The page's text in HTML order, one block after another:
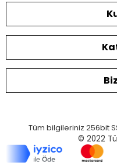
Tüm bilgileriniz 256bit
© 2022